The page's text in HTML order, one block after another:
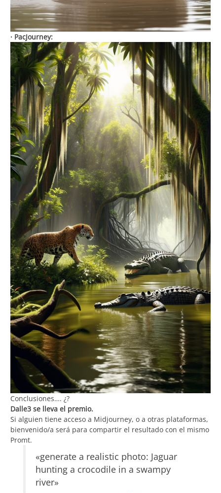
· PacJourney:
Conclusiones…. ¿?
Dalle3 se lleva el premio.
Si alguien tiene acceso a Midjourney, o a otras plataformas,
bienvenido/a será para compartir el resultado con el mismo
Promt.
«generate a realistic photo: Jaguar
hunting a crocodile in a swampy
river»